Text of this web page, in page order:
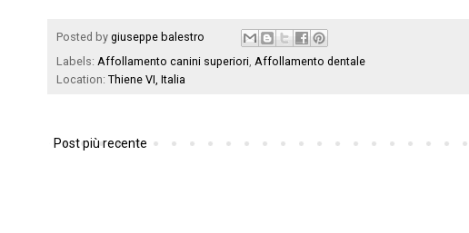
Posted by giuseppe balestro
Labels: Affollamento canini superiori, Affollamento dentale
Location: Thiene VI, Italia
Post più recente